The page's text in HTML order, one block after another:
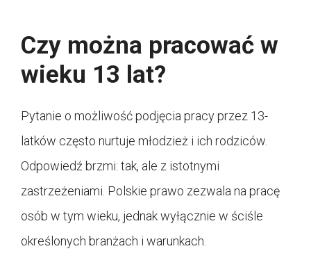
Czy można pracować w
wieku 13 lat?
Pytanie o możliwość podjęcia pracy przez 13-
latków często nurtuje młodzież i ich rodziców.
Odpowiedź brzmi: tak, ale z istotnymi
zastrzeżeniami. Polskie prawo zezwala na pracę
osób w tym wieku, jednak wyłącznie w ściśle
określonych branżach i warunkach.